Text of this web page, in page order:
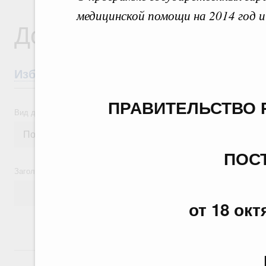
медицинской помощи на 2014 год
от 18
Документы
Избранные документы со справками к
Вид документа
Заголовок или текст документа